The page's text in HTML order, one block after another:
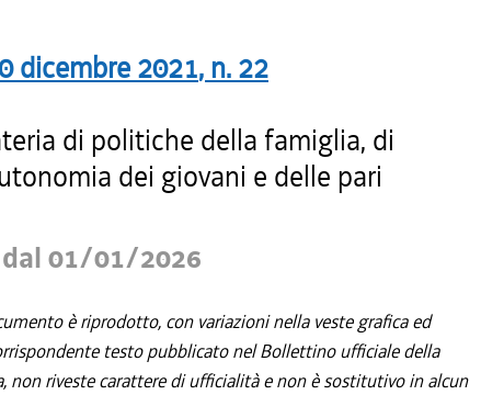
dicembre 2021, n. 22
di politiche della famiglia, di
dei giovani e delle pari
dal 01/01/2026
è riprodotto, con variazioni nella veste grafica ed
testo pubblicato nel Bollettino ufficiale della
non riveste carattere di ufficialità e non è sostitutivo in alcun